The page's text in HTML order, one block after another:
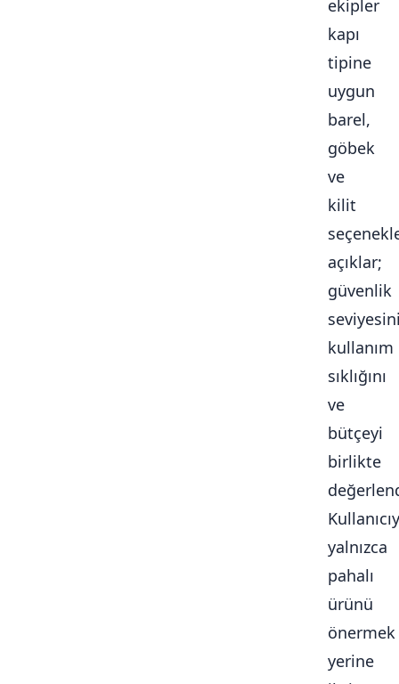
ekipler
kapı
tipine
uygun
barel,
göbek
ve
kilit
açıklar;
güvenlik
kullanım
sıklığını
ve
bütçeyi
birlikte
yalnızca
pahalı
ürünü
önermek
yerine